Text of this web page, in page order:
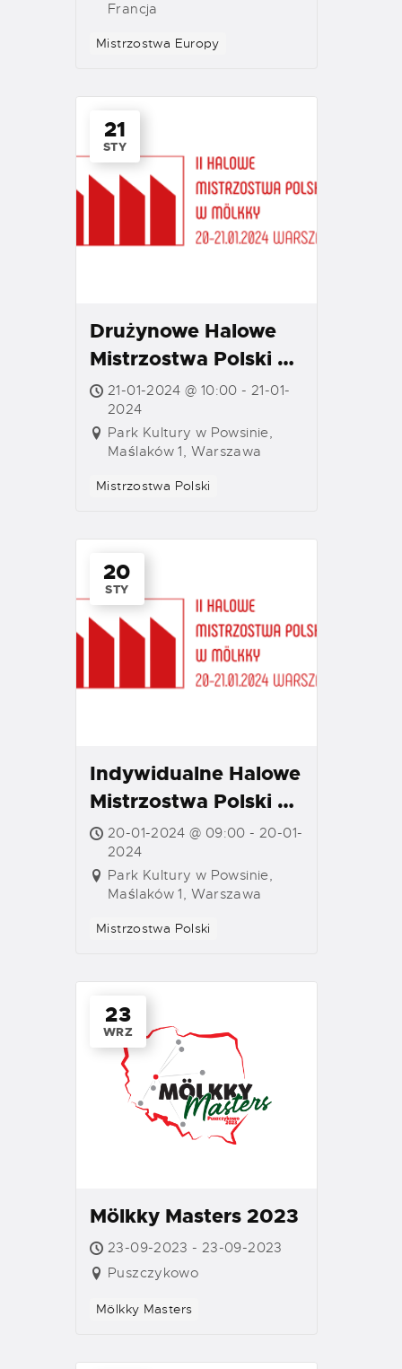
Francja
Mistrzostwa Europy
21
STY
Drużynowe Halowe
Mistrzostwa Polski w
Mölkky 2024
21-01-2024 @ 10:00 - 21-01-
2024
Park Kultury w Powsinie,
Maślaków 1, Warszawa
Mistrzostwa Polski
20
STY
Indywidualne Halowe
Mistrzostwa Polski w
Mölkky 2024
20-01-2024 @ 09:00 - 20-01-
2024
Park Kultury w Powsinie,
Maślaków 1, Warszawa
Mistrzostwa Polski
23
WRZ
Mölkky Masters 2023
23-09-2023 - 23-09-2023
Puszczykowo
Mölkky Masters